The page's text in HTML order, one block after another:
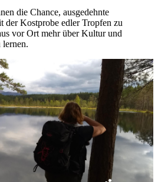
die Chance, ausgedehnte
der Kostprobe edler Tropfen zu
vor Ort mehr über Kultur und
lernen.